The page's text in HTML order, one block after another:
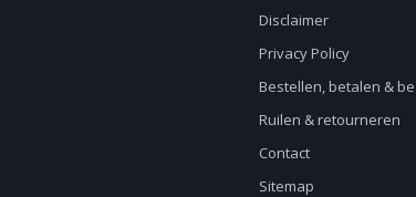
Disclaimer
Privacy Policy
Bestellen, betalen &
Ruilen & retourneren
Contact
Sitemap